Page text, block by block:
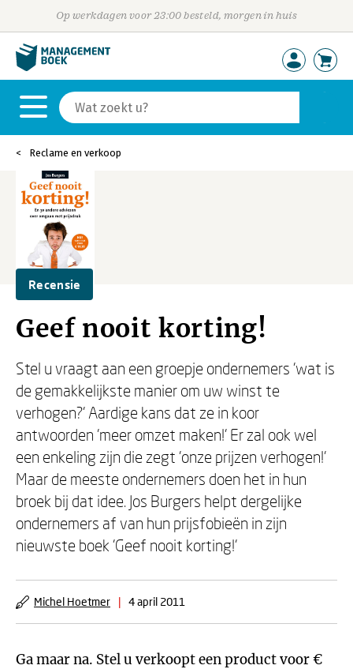
Op werkdagen voor 23:00 besteld, morgen in huis
Reclame en verkoop
Recensie
Geef nooit korting!
Stel u vraagt aan een groepje ondernemers 'wat is
de gemakkelijkste manier om uw winst te
verhogen?' Aardige kans dat ze in koor
antwoorden 'meer omzet maken!' Er zal ook wel
een enkeling zijn die zegt 'onze prijzen verhogen!'
Maar de meeste ondernemers doen het in hun
broek bij dat idee. Jos Burgers helpt dergelijke
ondernemers af van hun prijsfobieën in zijn
nieuwste boek 'Geef nooit korting!'
Michel Hoetmer | 4 april 2011
Ga maar na. Stel u verkoopt een product voor €